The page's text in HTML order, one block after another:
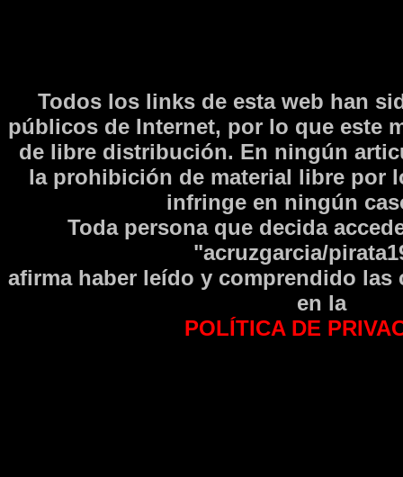
Todos los links de esta web han
públicos de Internet, por lo que este
de libre distribución. En ningún
la prohibición de material libre por
infringe en ningún
Toda persona que decida
"acruzgarcia/
afirma haber leí­do y comprendido las
en la
POLÍTICA DE